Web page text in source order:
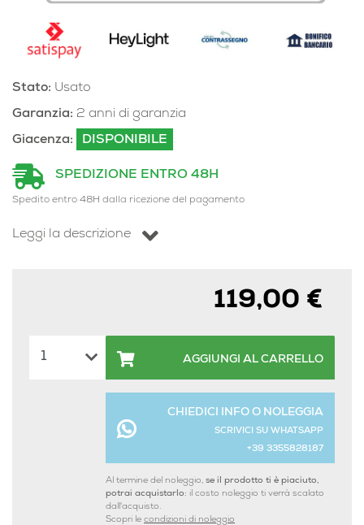
Stato: Usato
Garanzia: 2 anni di garanzia
Giacenza:
DISPONIBILE
SPEDIZIONE ENTRO 48H
Spedito entro 48H dalla ricezione del pagamento
Leggi la descrizione
119,00 €
AGGIUNGI AL CARRELLO
CHIEDICI INFO O NOLEGGIA
SCRIVICI SU WHATSAPP
+39 3355828187
Al termine del noleggio, se il prodotto ti è piaciuto,
potrai acquistarlo: il costo noleggio ti verrà scalato
dall'acquisto.
Scopri le condizioni di noleggio